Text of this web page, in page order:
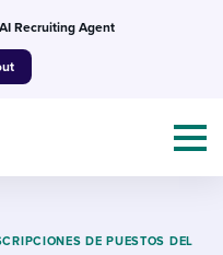
Recruiting Agent
DE PUESTOS DEL